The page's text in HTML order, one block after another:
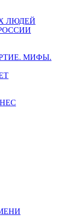
ЛЮДЕЙ
МИФЫ.